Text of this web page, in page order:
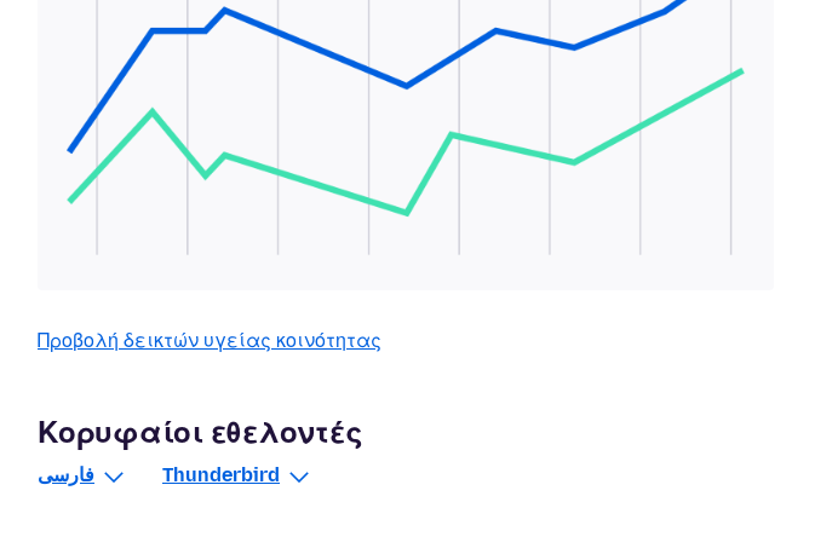
Προβολή δεικτών υγείας κοινότητας
Κορυφαίοι εθελοντές
فارسی Thunderbird